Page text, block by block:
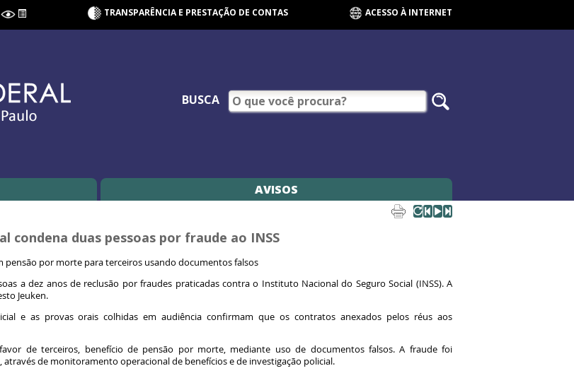
TRANSPARÊNCIA E PRESTAÇÃO DE CONTAS ACESSO À INTERNET
BUSCA
AVISOS
condena duas pessoas por fraude ao INSS
pensão por morte para terceiros usando documentos falsos
a dez anos de reclusão por fraudes praticadas contra o Instituto Nacional do Seguro Social (INSS). A
Jeuken.
e as provas orais colhidas em audiência confirmam que os contratos anexados pelos réus aos
de terceiros, benefício de pensão por morte, mediante uso de documentos falsos. A fraude foi
de monitoramento operacional de benefícios e de investigação policial.